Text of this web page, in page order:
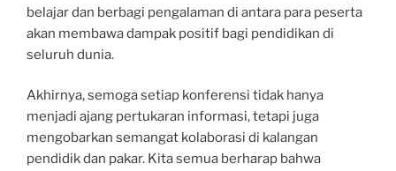
belajar dan berbagi pengalaman di antara para peserta
akan membawa dampak positif bagi pendidikan di
seluruh dunia.
Akhirnya, semoga setiap konferensi tidak hanya
menjadi ajang pertukaran informasi, tetapi juga
mengobarkan semangat kolaborasi di kalangan
pendidik dan pakar. Kita semua berharap bahwa